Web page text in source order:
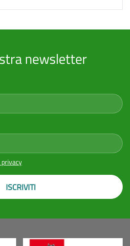
newsletter
ISCRIVITI